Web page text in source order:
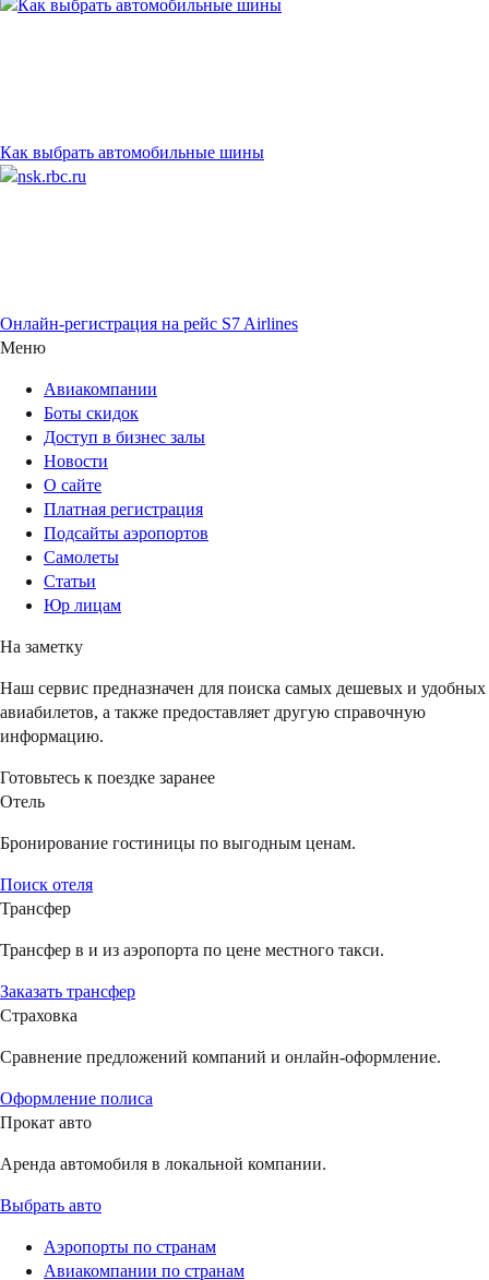
Как выбрать автомобильные шины
Онлайн-регистрация на рейс S7 Airlines
Меню
Авиакомпании
Боты скидок
Доступ в бизнес залы
Новости
О сайте
Платная регистрация
Подсайты аэропортов
Самолеты
Статьи
Юр лицам
На заметку
Наш сервис предназначен для поиска самых дешевых и удобных
авиабилетов, а также предоставляет другую справочную
информацию.
Готовьтесь к поездке заранее
Отель
Бронирование гостиницы по выгодным ценам.
Поиск отеля
Трансфер
Трансфер в и из аэропорта по цене местного такси.
Заказать трансфер
Страховка
Сравнение предложений компаний и онлайн-оформление.
Оформление полиса
Прокат авто
Аренда автомобиля в локальной компании.
Выбрать авто
Аэропорты по странам
Авиакомпании по странам